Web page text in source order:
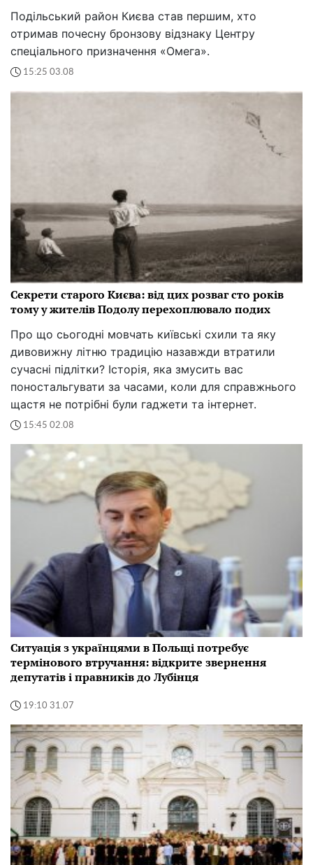
Подільський район Києва став першим, хто
отримав почесну бронзову відзнаку Центру
спеціального призначення «Омега».
15:25 03.08
Секрети старого Києва: від цих розваг сто років
тому у жителів Подолу перехоплювало подих
Про що сьогодні мовчать київські схили та яку
дивовижну літню традицію назавжди втратили
сучасні підлітки? Історія, яка змусить вас
поностальгувати за часами, коли для справжнього
щастя не потрібні були гаджети та інтернет.
15:45 02.08
Ситуація з українцями в Польщі потребує
термінового втручання: відкрите звернення
депутатів і правників до Лубінця
19:10 31.07